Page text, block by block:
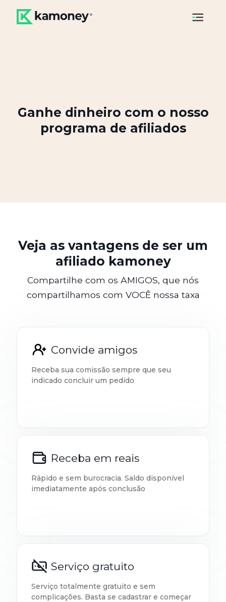
Ganhe dinheiro com o nosso
programa de afiliados
Veja as vantagens de ser um
afiliado kamoney
Compartilhe com os AMIGOS, que nós
compartilhamos com VOCÊ nossa taxa
Convide amigos
Receba sua comissão sempre que seu
indicado concluir um pedido
Receba em reais
Rápido e sem burocracia. Saldo disponível
imediatamente após conclusão
Serviço gratuito
Serviço totalmente gratuito e sem
complicações. Basta se cadastrar e começar